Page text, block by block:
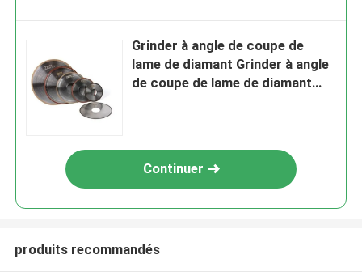
Grinder à angle de coupe de
lame de diamant Grinder à angle
de coupe de lame de diamant
Continuer
produits recommandés